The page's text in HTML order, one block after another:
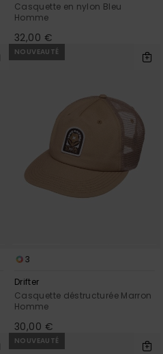
Casquette en nylon Bleu
Homme
32,00 €
NOUVEAUTÉ
3
Drifter
Casquette déstructurée Marron
Homme
30,00 €
NOUVEAUTÉ